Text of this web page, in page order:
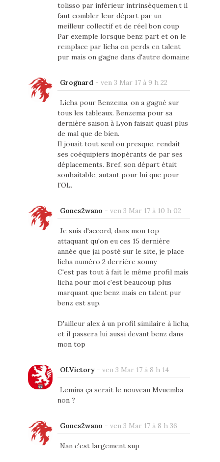
tolisso par inférieur intrinsèquemen,t il
faut combler leur départ par un
meilleur collectif et de réel bon coup
Par exemple lorsque benz part et on le
remplace par licha on perds en talent
pur mais on gagne dans d'autre domaine
Grognard- ven 3 Mar 17 à 9 h 22
Licha pour Benzema, on a gagné sur
tous les tableaux. Benzema pour sa
dernière saison à Lyon faisait quasi plus
de mal que de bien.
Il jouait tout seul ou presque, rendait
ses coéquipiers inopérants de par ses
déplacements. Bref, son départ était
souhaitable, autant pour lui que pour
l'OL.
Gones2wano - ven 3 Mar 17 à 10 h 02
Je suis d'accord, dans mon top
attaquant qu'on eu ces 15 dernière
année que jai posté sur le site, je place
licha numéro 2 derrière sonny
C'est pas tout à fait le même profil mais
licha pour moi c'est beaucoup plus
marquant que benz mais en talent pur
benz est sup.
D'ailleur alex à un profil similaire à licha,
et il passera lui aussi devant benz dans
mon top
OLVictory- ven 3 Mar 17 à 8 h 14
Lemina ça serait le nouveau Mvuemba
non ?
Gones2wano - ven 3 Mar 17 à 8 h 36
Nan c'est largement sup